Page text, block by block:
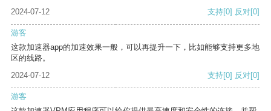
2024-07-12 支持[0] 反对[0]
游客
这款加速器app的加速效果一般，可以再提升一下，比如能够支持更多地
区的线路。
2024-07-12
支持[0] 反对[0]
游客